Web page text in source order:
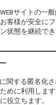
フライト
ーでの手続きと
ーミナルは、e
確認ください。
サイトの一
客様が安全に
状態を継続で
関する匿名化
めに利用します
役立ちます。